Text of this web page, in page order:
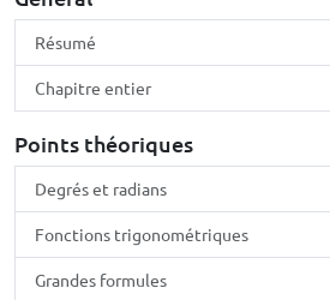
Résumé
Chapitre entier
Points théoriques
Degrés et radians
Fonctions trigonométriques
Grandes formules